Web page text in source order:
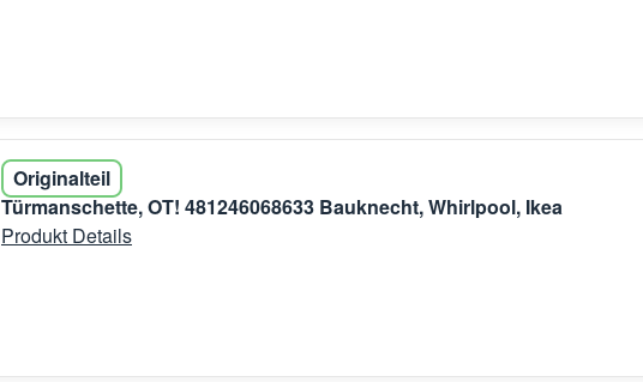
Originalteil
Türmanschette, OT! 481246068633 Bauknecht, Whirlpool, Ikea
Produkt Details